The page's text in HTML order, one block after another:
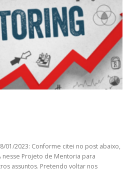
01/2023: Conforme citei no post abaixo,
nesse Projeto de Mentoria para
assuntos. Pretendo voltar nos